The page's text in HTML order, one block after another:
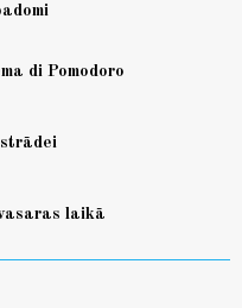
di Pomodoro
laikā